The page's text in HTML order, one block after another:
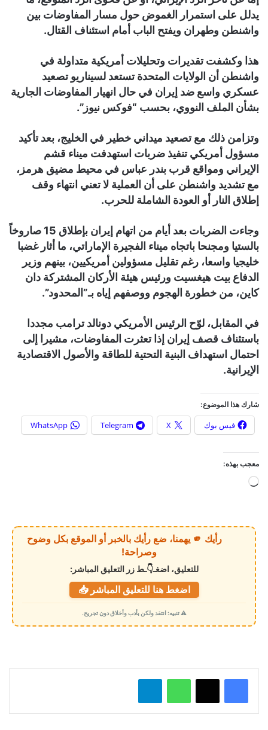
يدلل على استمرار الغموض حول مسار المفاوضات بين
واشنطن وطهران ويفتح الباب أمام استئناف القتال.
هذا وكشفت تقديرات وتحليلات أمريكية متداولة في
واشنطن أن الولايات المتحدة تستعد لسيناريو تصعيد
عسكري واسع ضد إيران في حال انهيار المفاوضات الجارية
بشأن الملف النووي، بحسب “فوكس نيوز”.
وتزامن ذلك مع تصعيد ميداني خطير في الخليج، بعد تأكيد
مسؤول أمريكي تنفيذ ضربات استهدفت ميناء قشم
الإيراني ومواقع قرب بندر عباس في محيط مضيق هرمز،
مع تشديد واشنطن على أن العملية لا تعني انتهاء وقف
إطلاق النار أو العودة الشاملة للحرب.
وجاءت الضربات بعد أيام من اتهام إيران بإطلاق 15 صاروخاً
بالستيا ومجنحا باتجاه ميناء الفجيرة الإماراتي، ما أثار غضبا
خليجيا واسعا، رغم تقليل مسؤولين أمريكيين، بينهم وزير
الدفاع بيت هيغسيت ورئيس هيئة الأركان المشتركة دان
كاين، من خطورة الهجوم ووصفهم إياه بـ”المحدود”.
في المقابل، لوّح الرئيس الأمريكي دونالد ترامب مجددا
باستئناف قصف إيران إذا تعثرت المفاوضات، مشيرا إلى
احتمال استهداف البنية التحتية للطاقة والأصول الاقتصادية
الإيرانية.
شارك هذا الموضوع:
فيس بوك X
Telegram
WhatsApp
معجب بهذه:
ي
م
ي
رأيك 🫵 يهمنا، ضع رأيك بالخبر أو الموقع بكل وضوح
وصراحة!
للتعليق، اضغـ👇ـط زر التعليق المباشر:
اضغط هنا للتعليق المباشر 📥
⚠️ تنبيه: انتقد ولكن بأدب وأخلاق دون تجريح.
واتساب